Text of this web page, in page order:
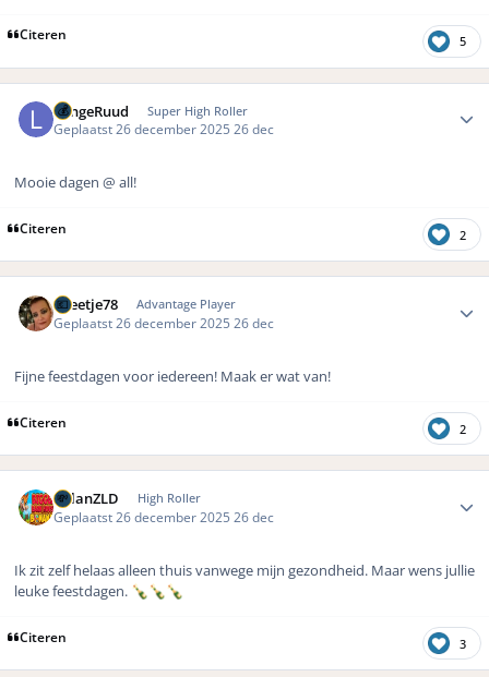
Citeren 5
LangeRuud Super High Roller
Geplaatst 26 december 2025 26 dec
Mooie dagen @ all!
Citeren 2
Greetje78 Advantage Player
Geplaatst 26 december 2025 26 dec
Fijne feestdagen voor iedereen! Maak er wat van!
Citeren 2
MilanZLD High Roller
Geplaatst 26 december 2025 26 dec
Ik zit zelf helaas alleen thuis vanwege mijn gezondheid. Maar wens jullie
leuke feestdagen. 🍾 🍾 🍾
Citeren 3